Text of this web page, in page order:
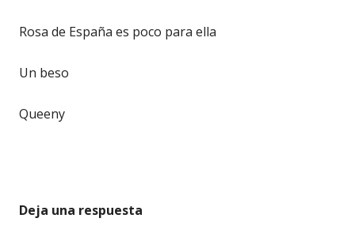
Rosa de España es poco para ella
Un beso
Queeny
Deja una respuesta